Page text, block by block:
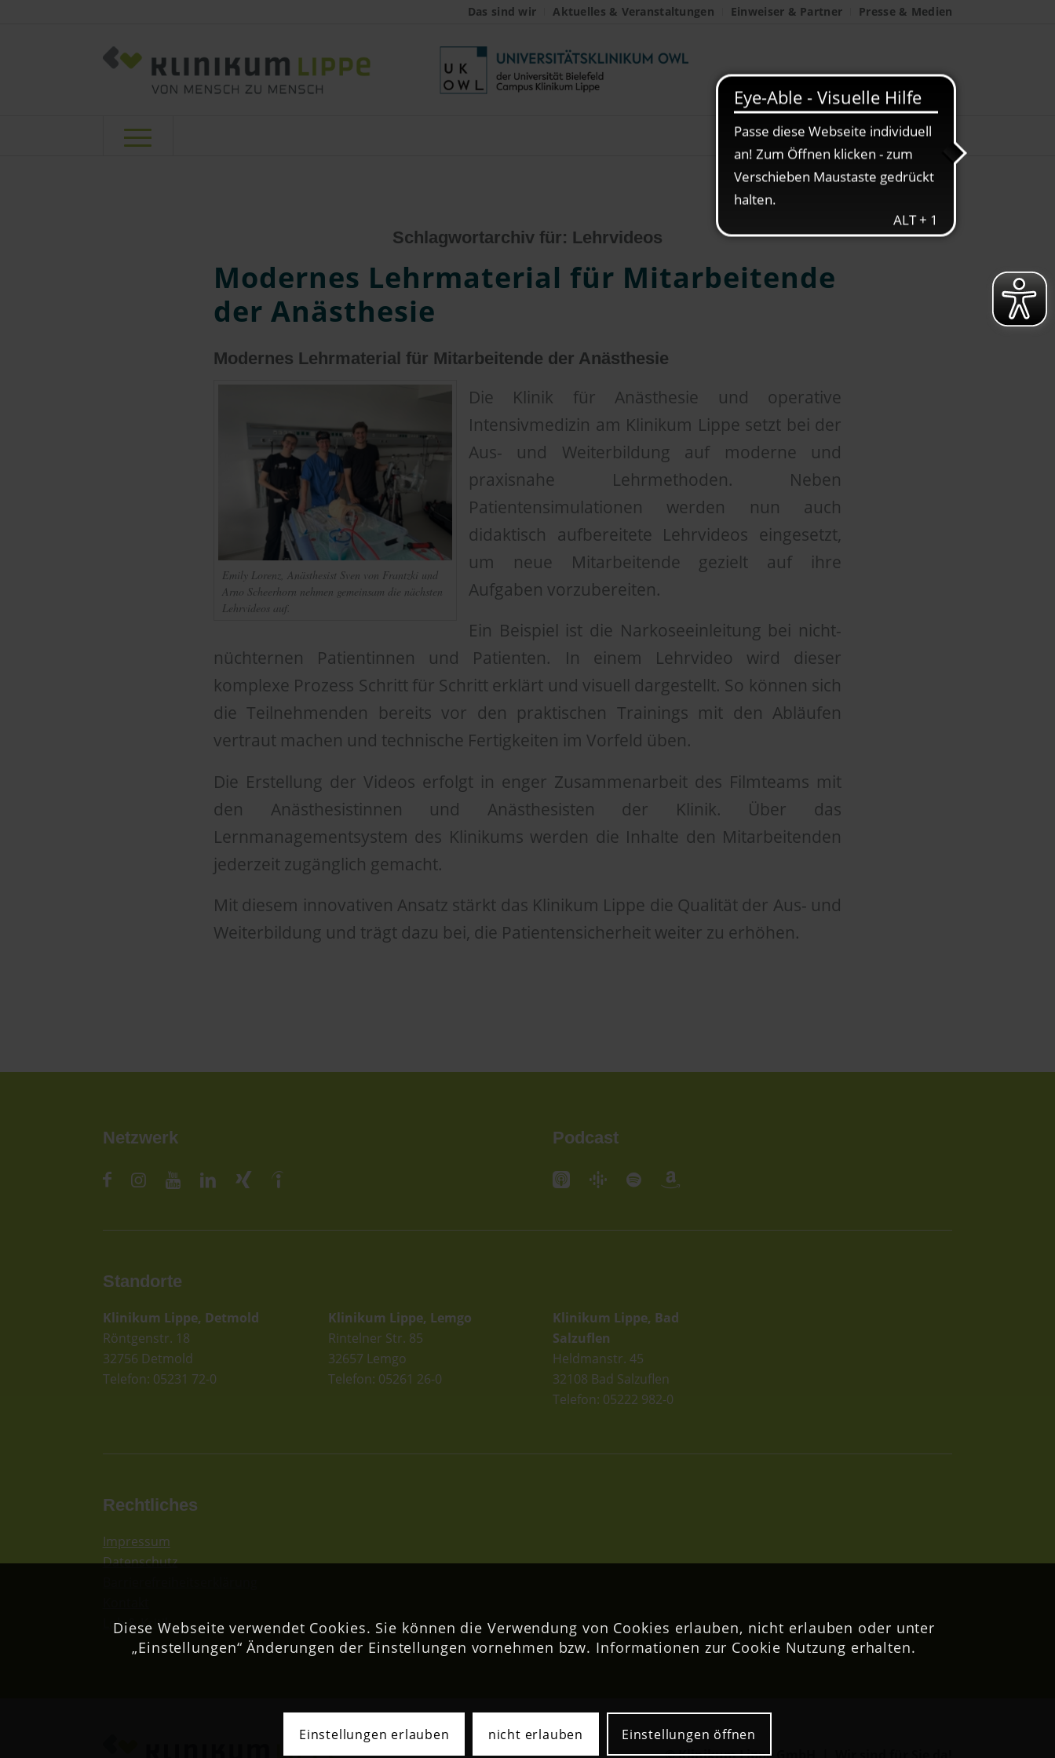
Das sind wir Aktuelles & Veranstaltungen Einweiser & Partner Presse & Medien
Schlagwortarchiv für: Lehrvideos
Modernes Lehrmaterial für Mitarbeitende
der Anästhesie
Modernes Lehrmaterial für Mitarbeitende der Anästhesie
Emily Lorenz, Anästhesist Sven von Frantzki und
Arno Scheerhorn nehmen gemeinsam die nächsten
Lehrvideos auf.
Die Klinik für Anästhesie und operative
Intensivmedizin am Klinikum Lippe setzt bei der
Aus- und Weiterbildung auf moderne und
praxisnahe Lehrmethoden. Neben
Patientensimulationen werden nun auch
didaktisch aufbereitete Lehrvideos eingesetzt,
um neue Mitarbeitende gezielt auf ihre
Aufgaben vorzubereiten.
Ein Beispiel ist die Narkoseeinleitung bei nicht-
nüchternen Patientinnen und Patienten. In einem Lehrvideo wird dieser
komplexe Prozess Schritt für Schritt erklärt und visuell dargestellt. So können sich
die Teilnehmenden bereits vor den praktischen Trainings mit den Abläufen
vertraut machen und technische Fertigkeiten im Vorfeld üben.
Die Erstellung der Videos erfolgt in enger Zusammenarbeit des Filmteams mit
den Anästhesistinnen und Anästhesisten der Klinik. Über das
Lernmanagementsystem des Klinikums werden die Inhalte den Mitarbeitenden
jederzeit zugänglich gemacht.
Mit diesem innovativen Ansatz stärkt das Klinikum Lippe die Qualität der Aus- und
Weiterbildung und trägt dazu bei, die Patientensicherheit weiter zu erhöhen.
Netzwerk Podcast
Standorte
Klinikum Lippe, Detmold
Röntgenstr. 18
32756 Detmold
Telefon: 05231 72-0
Klinikum Lippe, Lemgo
Rintelner Str. 85
32657 Lemgo
Telefon: 05261 26-0
Klinikum Lippe, Bad
Salzuflen
Heldmanstr. 45
32108 Bad Salzuflen
Telefon: 05222 982-0
Rechtliches
Impressum
Datenschutz
Lob & Kritik
Diese Webseite verwendet Cookies. Sie können die Verwendung von Cookies erlauben, nicht erlauben oder unter
„Einstellungen“ Änderungen der Einstellungen vornehmen bzw. Informationen zur Cookie Nutzung erhalten.
Einstellungen erlauben nicht erlauben Einstellungen öffnen